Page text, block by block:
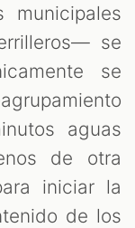
municipales
se
se
aguas
de otra
iniciar la
de los